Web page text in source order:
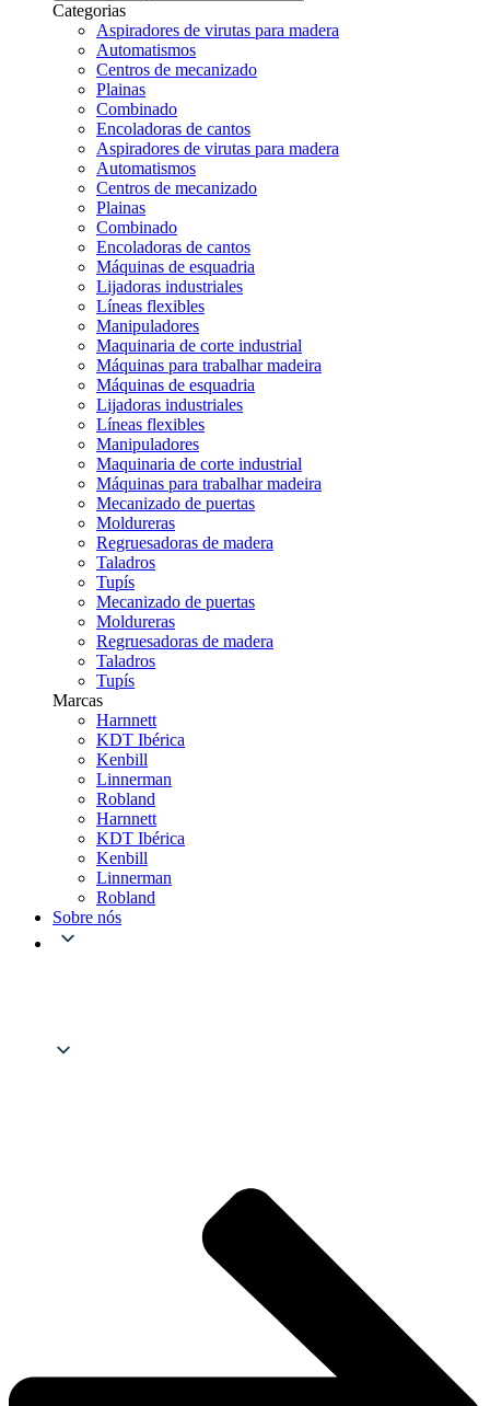
Categorias
Aspiradores de virutas para madera
Automatismos
Centros de mecanizado
Plainas
Combinado
Encoladoras de cantos
Aspiradores de virutas para madera
Automatismos
Centros de mecanizado
Plainas
Combinado
Encoladoras de cantos
Máquinas de esquadria
Lijadoras industriales
Líneas flexibles
Manipuladores
Maquinaria de corte industrial
Máquinas para trabalhar madeira
Máquinas de esquadria
Lijadoras industriales
Líneas flexibles
Manipuladores
Maquinaria de corte industrial
Máquinas para trabalhar madeira
Mecanizado de puertas
Moldureras
Regruesadoras de madera
Taladros
Tupís
Mecanizado de puertas
Moldureras
Regruesadoras de madera
Taladros
Tupís
Marcas
Harnnett
KDT Ibérica
Kenbill
Linnerman
Robland
Harnnett
KDT Ibérica
Kenbill
Linnerman
Robland
Sobre nós